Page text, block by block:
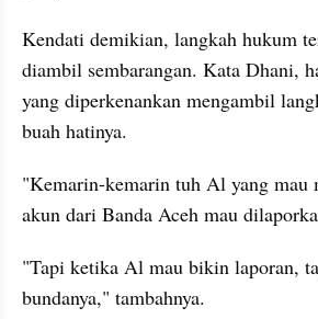
Kendati demikian, langkah hukum
diambil sembarangan. Kata Dhani,
yang diperkenankan mengambil
buah hatinya.
"Kemarin-kemarin tuh Al yang mau
akun dari Banda Aceh mau
"Tapi ketika Al mau bikin laporan,
bundanya," tambahnya.